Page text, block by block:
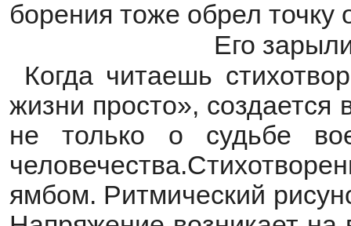
борения тоже обрел
Его
Когда читаешь
жизни просто», создается
не только о судьбе
ямбом. Ритмический